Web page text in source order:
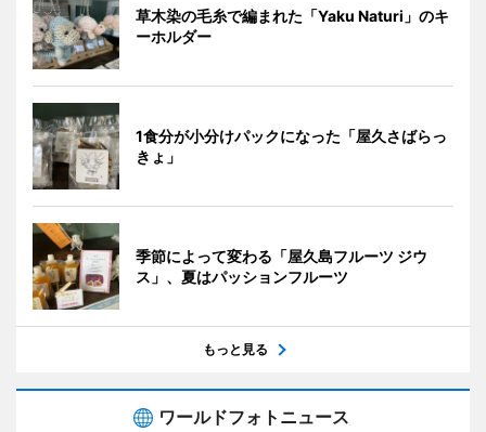
草木染の毛糸で編まれた「Yaku Naturi」のキ
ーホルダー
1食分が小分けパックになった「屋久さばらっ
きょ」
季節によって変わる「屋久島フルーツ ジウ
ス」、夏はパッションフルーツ
もっと見る
ワールドフォトニュース